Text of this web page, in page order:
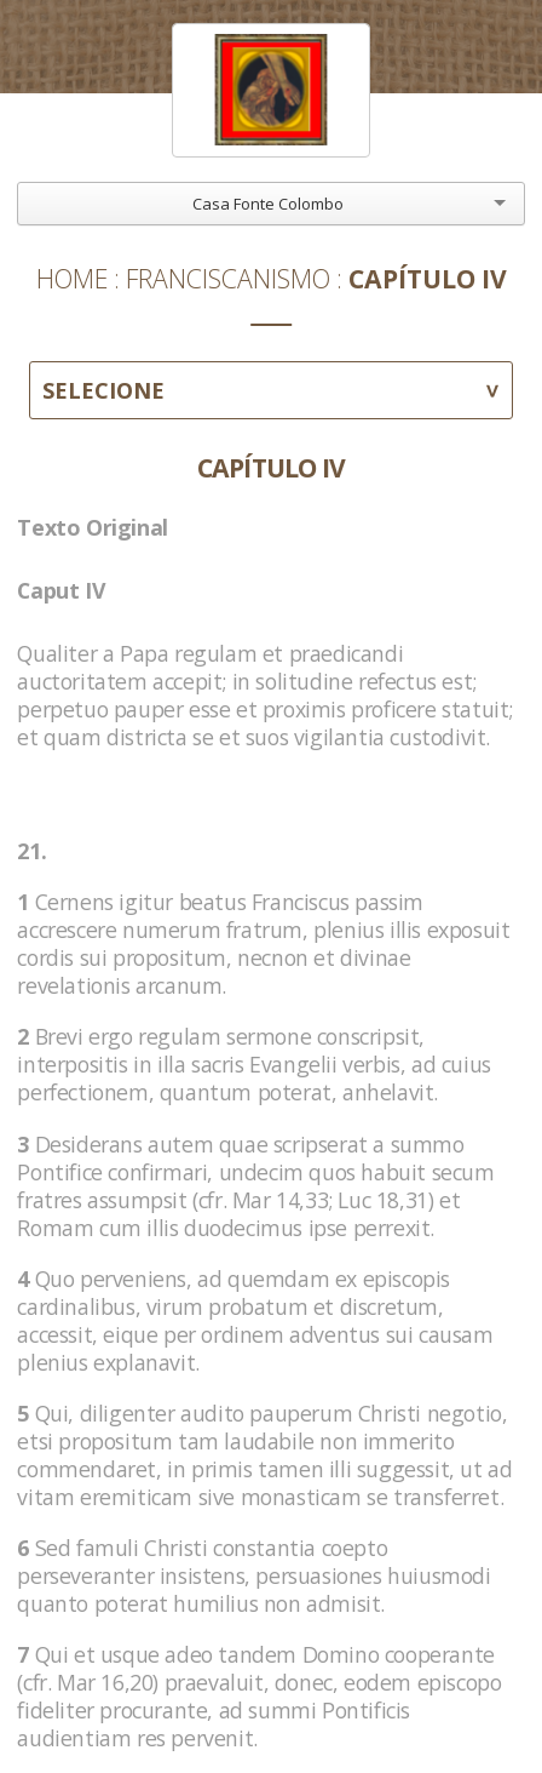
Casa Fonte Colombo
HOME FRANCISCANISMO CAPÍTULO IV
SELECIONE
CAPÍTULO IV
Texto Original
Caput IV
Qualiter a Papa regulam et praedicandi
auctoritatem accepit; in solitudine refectus est;
perpetuo pauper esse et proximis proficere statuit;
et quam districta se et suos vigilantia custodivit.
21.
1 Cernens igitur beatus Franciscus passim
accrescere numerum fratrum, plenius illis exposuit
cordis sui propositum, necnon et divinae
revelationis arcanum.
2 Brevi ergo regulam sermone conscripsit,
interpositis in illa sacris Evangelii verbis, ad cuius
perfectionem, quantum poterat, anhelavit.
3 Desiderans autem quae scripserat a summo
Pontifice confirmari, undecim quos habuit secum
fratres assumpsit (cfr. Mar 14,33; Luc 18,31) et
Romam cum illis duodecimus ipse perrexit.
4Quo perveniens, ad quemdam ex episcopis
cardinalibus, virum probatum et discretum,
accessit, eique per ordinem adventus sui causam
plenius explanavit.
5 Qui, diligenter audito pauperum Christi negotio,
etsi propositum tam laudabile non immerito
commendaret, in primis tamen illi suggessit, ut ad
vitam eremiticam sive monasticam se transferret.
6 Sed famuli Christi constantia coepto
perseveranter insistens, persuasiones huiusmodi
quanto poterat humilius non admisit.
7 Qui et usque adeo tandem Domino cooperante
(cfr. Mar 16,20) praevaluit, donec, eodem episcopo
fideliter procurante, ad summi Pontificis
audientiam res pervenit.